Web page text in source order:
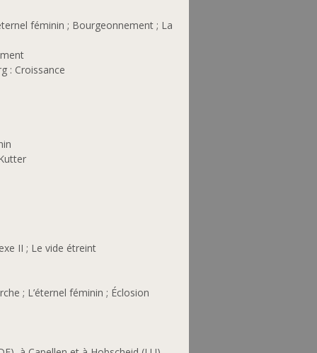
féminin ; Bourgeonnement ; La
: Croissance
II ; Le vide étreint
; L’éternel féminin ; Éclosion